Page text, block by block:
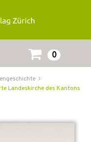
0
Landeskirche des Kantons